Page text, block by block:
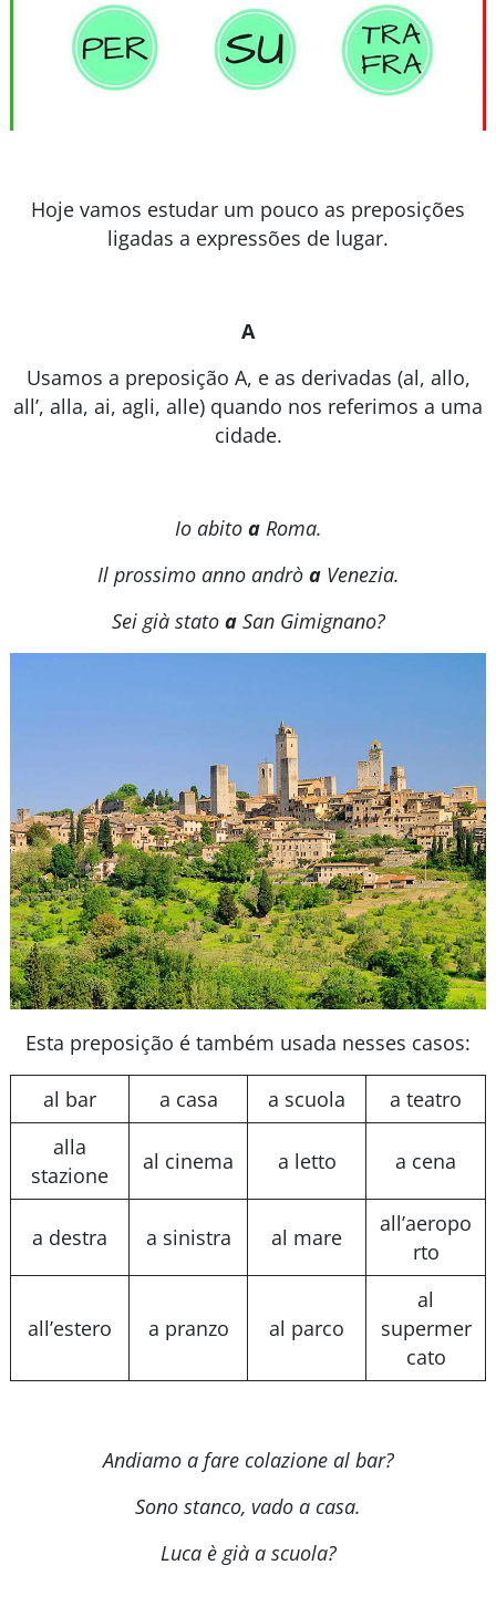
Hoje vamos estudar um pouco as preposições
ligadas a expressões de lugar.
A
Usamos a preposição A, e as derivadas (al, allo,
all’, alla, ai, agli, alle) quando nos referimos a uma
cidade.
Io abito aRoma.
Il prossimo anno andrò aVenezia.
Sei già stato a San Gimignano?
Esta preposição é também usada nesses casos:
al bar a casa a scuola
a teatro
alla
stazione
al cinema a letto a cena
a destra a sinistra al mare
all’aeropo
rto
all’estero a pranzo al parco
al
supermer
cato
Andiamo a fare colazione al bar?
Sono stanco, vado a casa.
Luca è già a scuola?